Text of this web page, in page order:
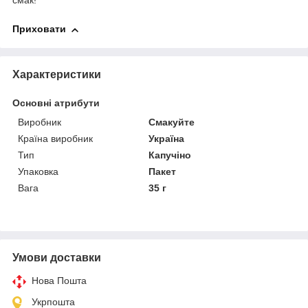
Приховати
Характеристики
Основні атрибути
Виробник
Смакуйте
Країна виробник
Україна
Тип
Капучіно
Упаковка
Пакет
Вага
35 г
Умови доставки
Нова Пошта
Укрпошта